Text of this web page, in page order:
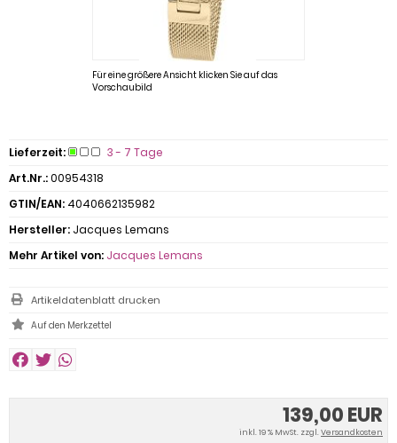
Für eine größere Ansicht klicken Sie auf das
Vorschaubild
139,00 EUR
inkl. 19 % MwSt. zzgl.Versandkosten
Lieferzeit:
3 - 7 Tage
Art.Nr.:00954318
GTIN/EAN: 4040662135982
Hersteller: Jacques Lemans
Mehr Artikel von: Jacques Lemans
Artikeldatenblatt drucken